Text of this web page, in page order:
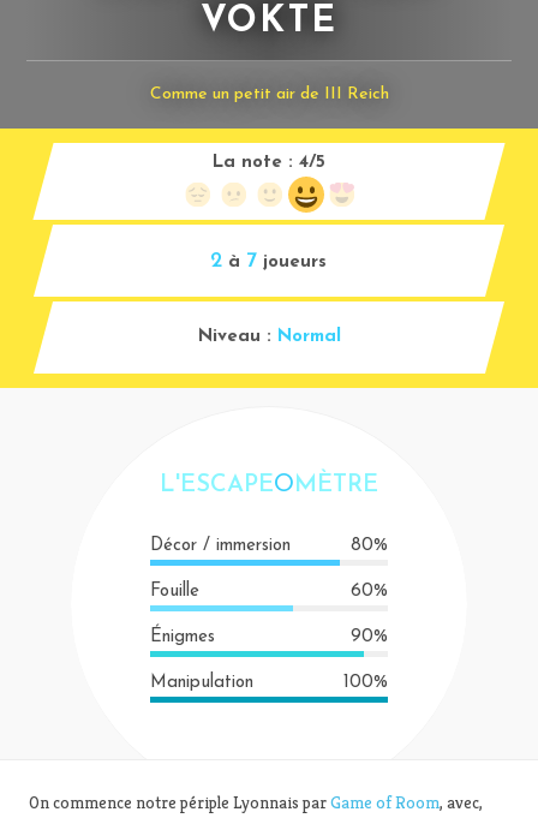
VOKTE
Comme un petit air de III Reich
2 à 7 joueurs
La note : 4/5
Niveau : Normal
L'ESCAPEOMÈTRE
Décor / immersion 80%
Fouille 60%
Énigmes 90%
Manipulation 100%
On commence notre périple Lyonnais parGame of Room, avec,